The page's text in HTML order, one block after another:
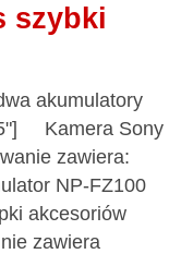
szybki
akumulatory
Kamera Sony
zawiera:
NP-FZ100
akcesoriów
zawiera